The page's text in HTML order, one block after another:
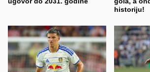
historiju!